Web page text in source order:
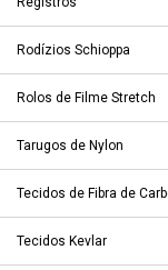
Rodízios Schioppa
Rolos de Filme Stretch
Tarugos de Nylon
Tecidos de Fibra de
Tecidos Kevlar